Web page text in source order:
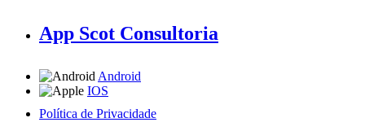
App Scot Consultoria
Android
IOS
Política de Privacidade